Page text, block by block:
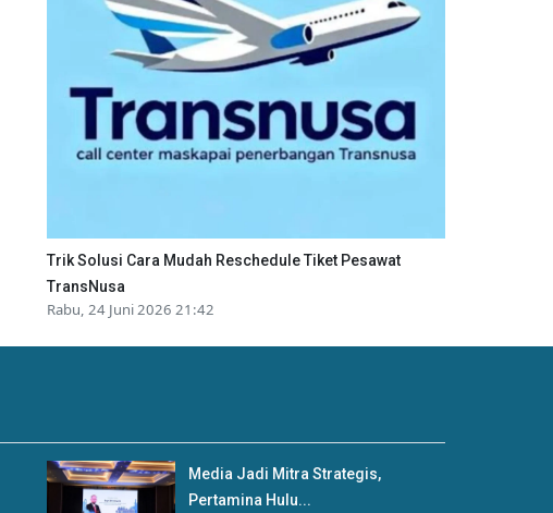
Trik Solusi Cara Mudah Reschedule Tiket Pesawat
TransNusa
Rabu, 24 Juni 2026 21:42
Media Jadi Mitra Strategis,
Pertamina Hulu...